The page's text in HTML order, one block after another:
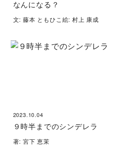
なんになる？
文: 藤本 ともひこ絵: 村上 康成
2023.10.04
９時半までのシンデレラ
著: 宮下 恵茉